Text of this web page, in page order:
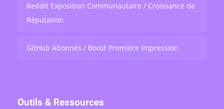
Reddit Exposition Communautaire / Croissance de
Réputation
GitHub Abonnés / Boost Première Impression
Outils & Ressources